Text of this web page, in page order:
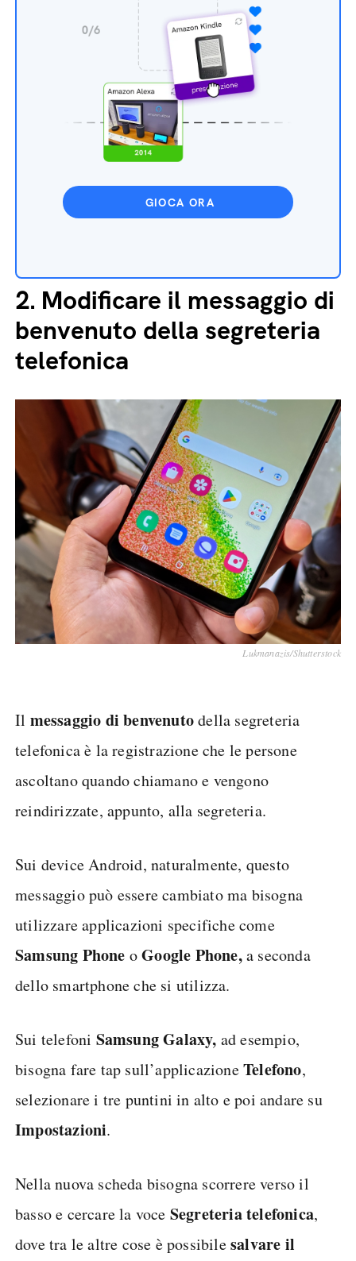
GIOCA ORA
2. Modificare il messaggio di
benvenuto della segreteria
telefonica
Lukmanazis/Shutterstock
Il messaggio di benvenutodella segreteria
telefonica è la registrazione che le persone
ascoltano quando chiamano e vengono
reindirizzate, appunto, alla segreteria.
Sui device Android, naturalmente, questo
messaggio può essere cambiato ma bisogna
utilizzare applicazioni specifiche come
Samsung Phone oGoogle Phone,a seconda
dello smartphone che si utilizza.
Sui telefoni Samsung Galaxy, ad esempio,
bisogna fare tap sull’applicazioneTelefono,
selezionare i tre puntini in alto e poi andare su
Impostazioni.
Nella nuova scheda bisogna scorrere verso il
basso e cercare la voce Segreteria telefonica,
dove tra le altre cose è possibilesalvare il